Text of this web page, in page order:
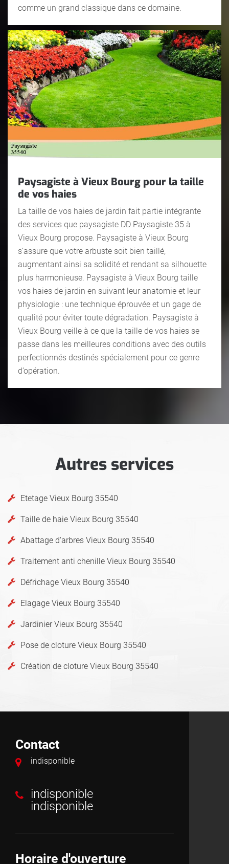
comme un grand classique dans ce domaine.
Paysagiste à Vieux Bourg pour la taille
de vos haies
La taille de vos haies de jardin fait partie intégrante
des services que paysagiste DD Paysagiste 35 à
Vieux Bourg propose. Paysagiste à Vieux Bourg
s’assure que votre arbuste soit bien taillé,
augmentant ainsi sa solidité et rendant sa silhouette
plus harmonieuse. Paysagiste à Vieux Bourg taille
vos haies de jardin en suivant leur anatomie et leur
physiologie : une technique éprouvée et un gage de
qualité pour éviter toute dégradation. Paysagiste à
Vieux Bourg veille à ce que la taille de vos haies se
passe dans les meilleures conditions avec des outils
perfectionnés destinés spécialement pour ce genre
d’opération.
Autres services
Etetage Vieux Bourg 35540
Taille de haie Vieux Bourg 35540
Abattage d'arbres Vieux Bourg 35540
Traitement anti chenille Vieux Bourg 35540
Défrichage Vieux Bourg 35540
Elagage Vieux Bourg 35540
Jardinier Vieux Bourg 35540
Pose de cloture Vieux Bourg 35540
Création de cloture Vieux Bourg 35540
Contact
indisponible
indisponible
indisponible
Horaire d'ouverture